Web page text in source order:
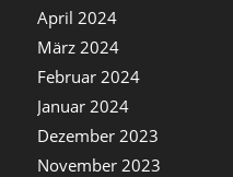
April 2024
März 2024
Februar 2024
Januar 2024
Dezember 2023
November 2023